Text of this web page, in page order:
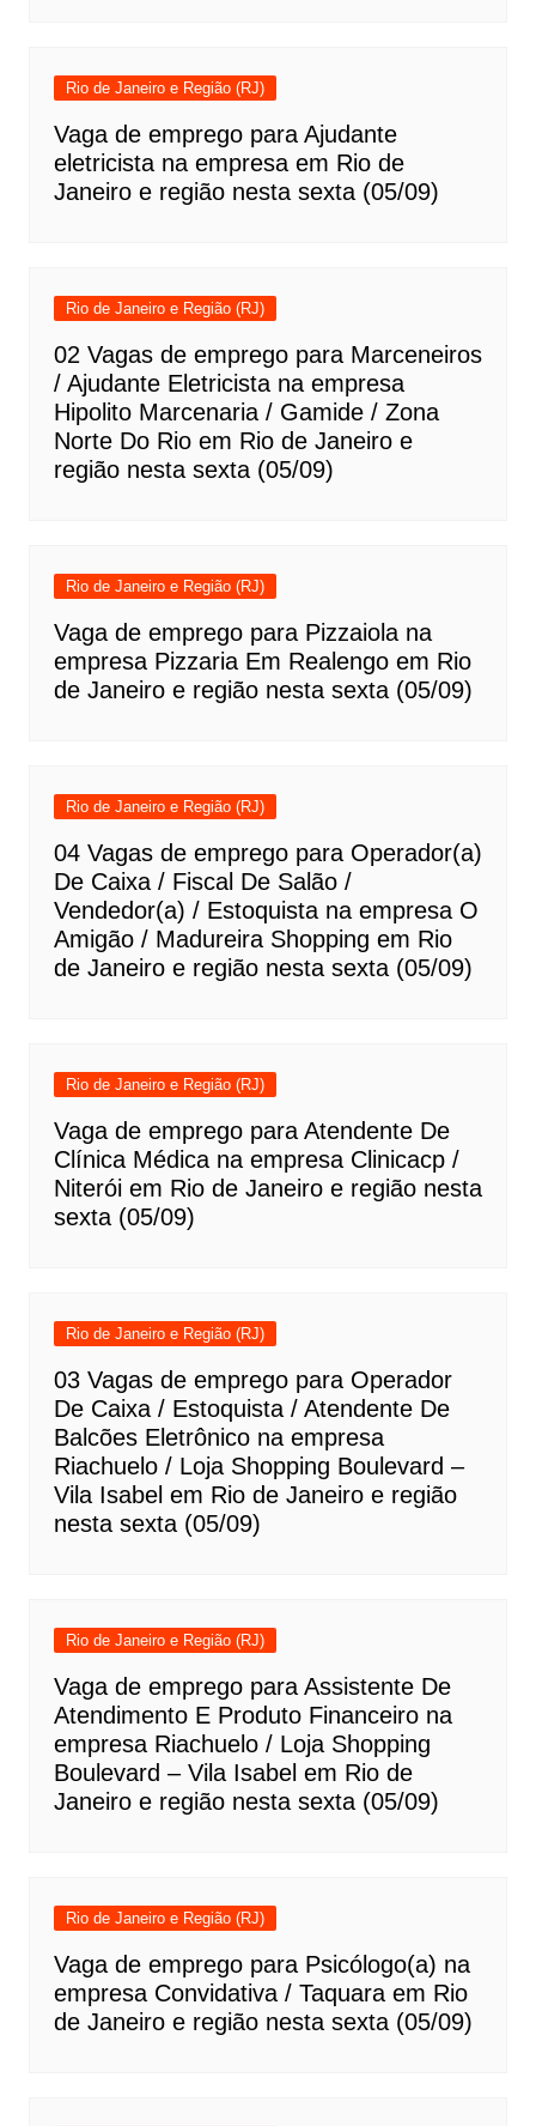
Rio de Janeiro e Região (RJ)
Vaga de emprego para Ajudante
eletricista na empresa em Rio de
Janeiro e região nesta sexta (05/09)
Rio de Janeiro e Região (RJ)
02 Vagas de emprego para Marceneiros
/ Ajudante Eletricista na empresa
Hipolito Marcenaria / Gamide / Zona
Norte Do Rio em Rio de Janeiro e
região nesta sexta (05/09)
Rio de Janeiro e Região (RJ)
Vaga de emprego para Pizzaiola na
empresa Pizzaria Em Realengo em Rio
de Janeiro e região nesta sexta (05/09)
Rio de Janeiro e Região (RJ)
04 Vagas de emprego para Operador(a)
De Caixa / Fiscal De Salão /
Vendedor(a) / Estoquista na empresa O
Amigão / Madureira Shopping em Rio
de Janeiro e região nesta sexta (05/09)
Rio de Janeiro e Região (RJ)
Vaga de emprego para Atendente De
Clínica Médica na empresa Clinicacp /
Niterói em Rio de Janeiro e região nesta
sexta (05/09)
Rio de Janeiro e Região (RJ)
03 Vagas de emprego para Operador
De Caixa / Estoquista / Atendente De
Balcões Eletrônico na empresa
Riachuelo / Loja Shopping Boulevard –
Vila Isabel em Rio de Janeiro e região
nesta sexta (05/09)
Rio de Janeiro e Região (RJ)
Vaga de emprego para Assistente De
Atendimento E Produto Financeiro na
empresa Riachuelo / Loja Shopping
Boulevard – Vila Isabel em Rio de
Janeiro e região nesta sexta (05/09)
Rio de Janeiro e Região (RJ)
Vaga de emprego para Psicólogo(a) na
empresa Convidativa / Taquara em Rio
de Janeiro e região nesta sexta (05/09)